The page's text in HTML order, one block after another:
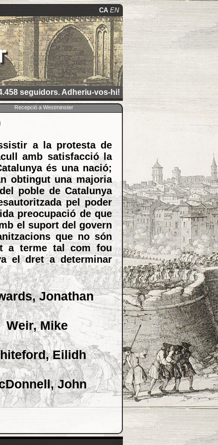
CA EN
seguidors. Adheriu-vos-hi!
Recepció a Westminster
a la protesta de
amb satisfacció la
és una nació;
obtingut una majoria
poble de Catalunya
pel poder
preocupació de que
el suport del govern
que no són
a terme tal com fou
el dret a determinar
Jonathan
Weir, Mike
Eilidh
John